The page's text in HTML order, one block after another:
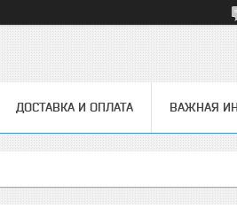
ДОСТАВКА И ОПЛАТА ВАЖНАЯ